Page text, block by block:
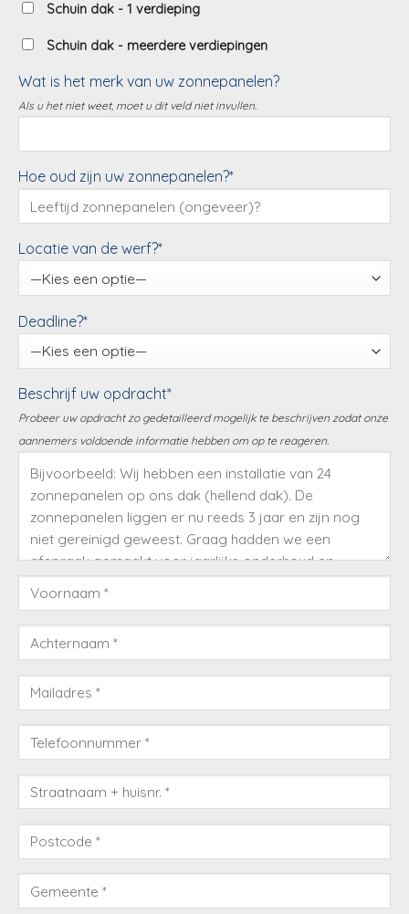
Schuin dak - 1 verdieping
Schuin dak - meerdere verdiepingen
Wat is het merk van uw zonnepanelen?
Als u het niet weet, moet u dit veld niet invullen.
Hoe oud zijn uw zonnepanelen?*
Locatie van de werf?*
Deadline?*
Beschrijf uw opdracht*
Probeer uw opdracht zo gedetailleerd mogelijk te beschrijven zodat onze
aannemers voldoende informatie hebben om op te reageren.